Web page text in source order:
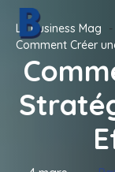
Aller
au
contenu
Le Business Mag
Comment Créer